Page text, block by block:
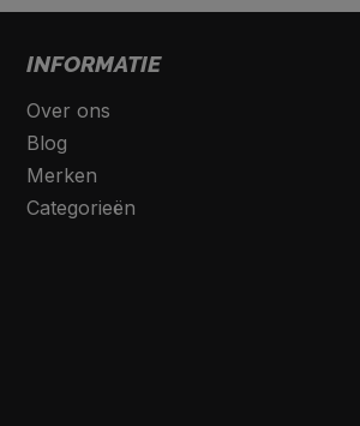
INFORMATIE
Over ons
Blog
Merken
Categorieën